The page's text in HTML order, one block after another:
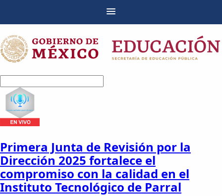
Primera Junta de Revisión por la
Dirección 2025 fortalece el
compromiso con la calidad en el
Instituto Tecnológico de Parral